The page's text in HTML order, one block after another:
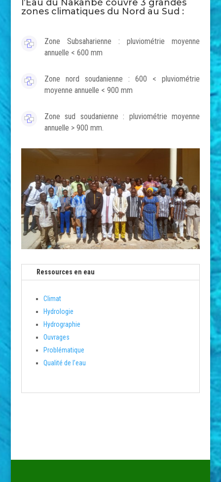
l’Eau du Nakanbé couvre 3 grandes
zones climatiques du Nord au Sud :
Zone Subsaharienne : pluviométrie moyenne
annuelle < 600 mm
Zone nord soudanienne : 600 < pluviométrie
moyenne annuelle < 900 mm
Zone sud soudanienne : pluviométrie moyenne
annuelle > 900 mm.
Ressources en eau
Climat
Hydrologie
Hydrographie
Ouvrages
Problématique
Qualité de l’eau